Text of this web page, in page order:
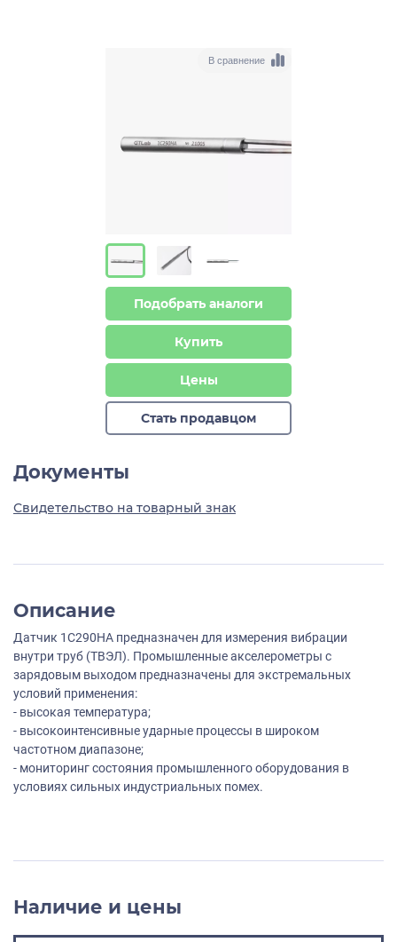
В сравнение
Подобрать аналоги
Купить
Цены
Стать продавцом
Документы
Свидетельство на товарный знак
Описание
Датчик 1C290HA предназначен для измерения вибрации
внутри труб (ТВЭЛ). Промышленные акселерометры с
зарядовым выходом предназначены для экстремальных
условий применения:
- высокая температура;
- высокоинтенсивные ударные процессы в широком
частотном диапазоне;
- мониторинг состояния промышленного оборудования в
условиях сильных индустриальных помех.
Наличие и цены